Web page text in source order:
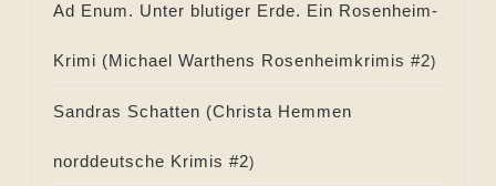
Ad Enum. Unter blutiger Erde. Ein Rosenheim-
Krimi (Michael Warthens Rosenheimkrimis #2)
Sandras Schatten (Christa Hemmen
norddeutsche Krimis #2)